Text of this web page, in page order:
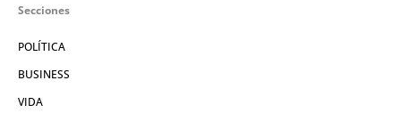
Secciones
POLÍTICA
BUSINESS
VIDA